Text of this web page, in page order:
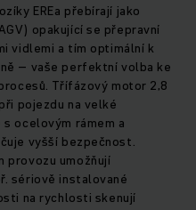
EREa přebírají jako
opakující se přepravní
vidlemi a tím optimální k
– vaše perfektní volba ke
Třífázový motor 2,8
pojezdu na velké
ocelovým rámem a
vyšší bezpečnost.
provozu umožňují
sériově instalované
na rychlosti skenují